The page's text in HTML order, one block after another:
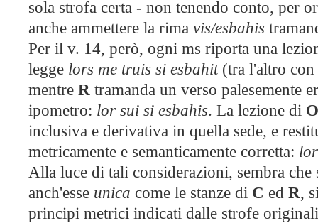
sola strofa certa - non tenendo conto, per
anche ammettere la rima vis/esbahis
Per il v. 14, però, ogni ms riporta una
legge lors me truis si esbahit (tra l'altro
mentre R tramanda un verso palesemente
ipometro: lor sui si esbahis. La lezione di
inclusiva e derivativa in quella sede, e
metricamente e semanticamente corretta:
Alla luce di tali considerazioni, sembra
anch'esse unica come le stanze di C ed R,
principi metrici indicati dalle strofe